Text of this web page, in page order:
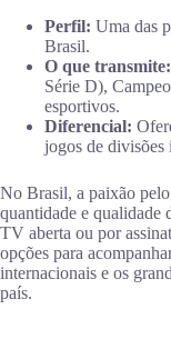
Perfil: Uma das
Brasil.
O que transmite:
Série D),
esportivos.
Diferencial:
jogos de
No Brasil, a paixão
quantidade e qualidade
TV aberta ou por
opções para
internacionais e os
país.